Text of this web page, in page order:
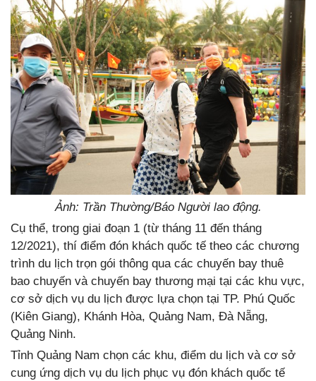
Ảnh: Trần Thường/Báo Người lao động.
Cụ thể, trong giai đoạn 1 (từ tháng 11 đến tháng
12/2021), thí điểm đón khách quốc tế theo các chương
trình du lịch trọn gói thông qua các chuyến bay thuê
bao chuyến và chuyến bay thương mại tại các khu vực,
cơ sở dịch vụ du lịch được lựa chọn tại TP. Phú Quốc
(Kiên Giang), Khánh Hòa, Quảng Nam, Đà Nẵng,
Quảng Ninh.
Tỉnh Quảng Nam chọn các khu, điểm du lịch và cơ sở
cung ứng dịch vụ du lịch phục vụ đón khách quốc tế